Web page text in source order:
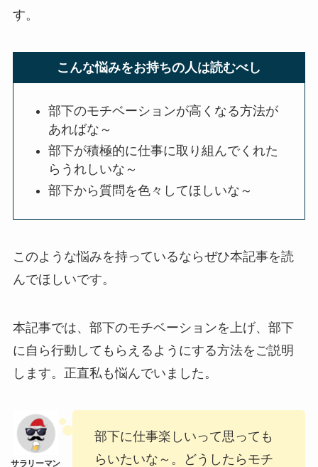
す。
こんな悩みをお持ちの人は読むべし
部下のモチベーションが高くなる方法が
あればな～
部下が積極的に仕事に取り組んでくれた
らうれしいな～
部下から質問を色々してほしいな～
このような悩みを持っているならぜひ本記事を読
んでほしいです。
本記事では、部下のモチベーションを上げ、部下
に自ら行動してもらえるようにする方法をご説明
します。正直私も悩んでいました。
部下に仕事楽しいって思っても
らいたいな～。どうしたらモチ